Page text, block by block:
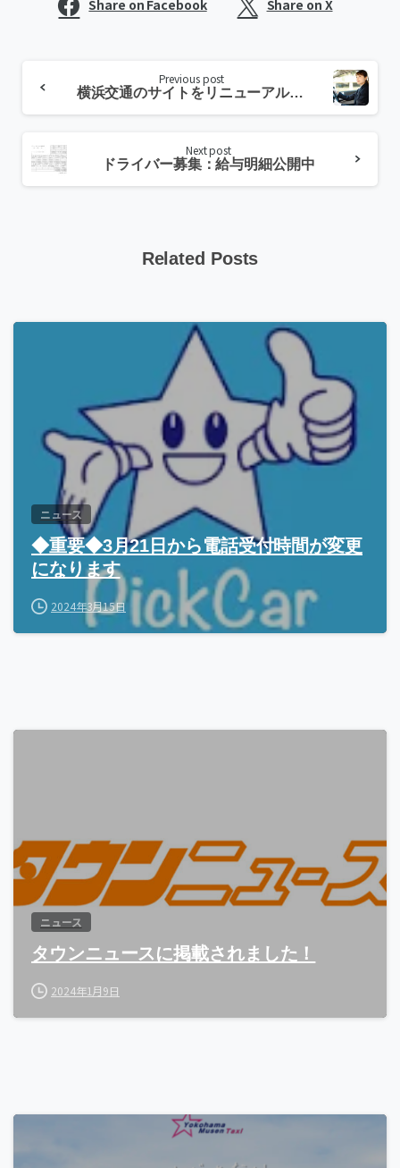
Share on Facebook Share on X
Previous post
横浜交通のサイトをリニューアルしました!
Next post
ドライバー募集：給与明細公開中
Related Posts
ニュース
◆重要◆3月21日から電話受付時間が変更
になります
2024年3月15日
ニュース
タウンニュースに掲載されました！
2024年1月9日